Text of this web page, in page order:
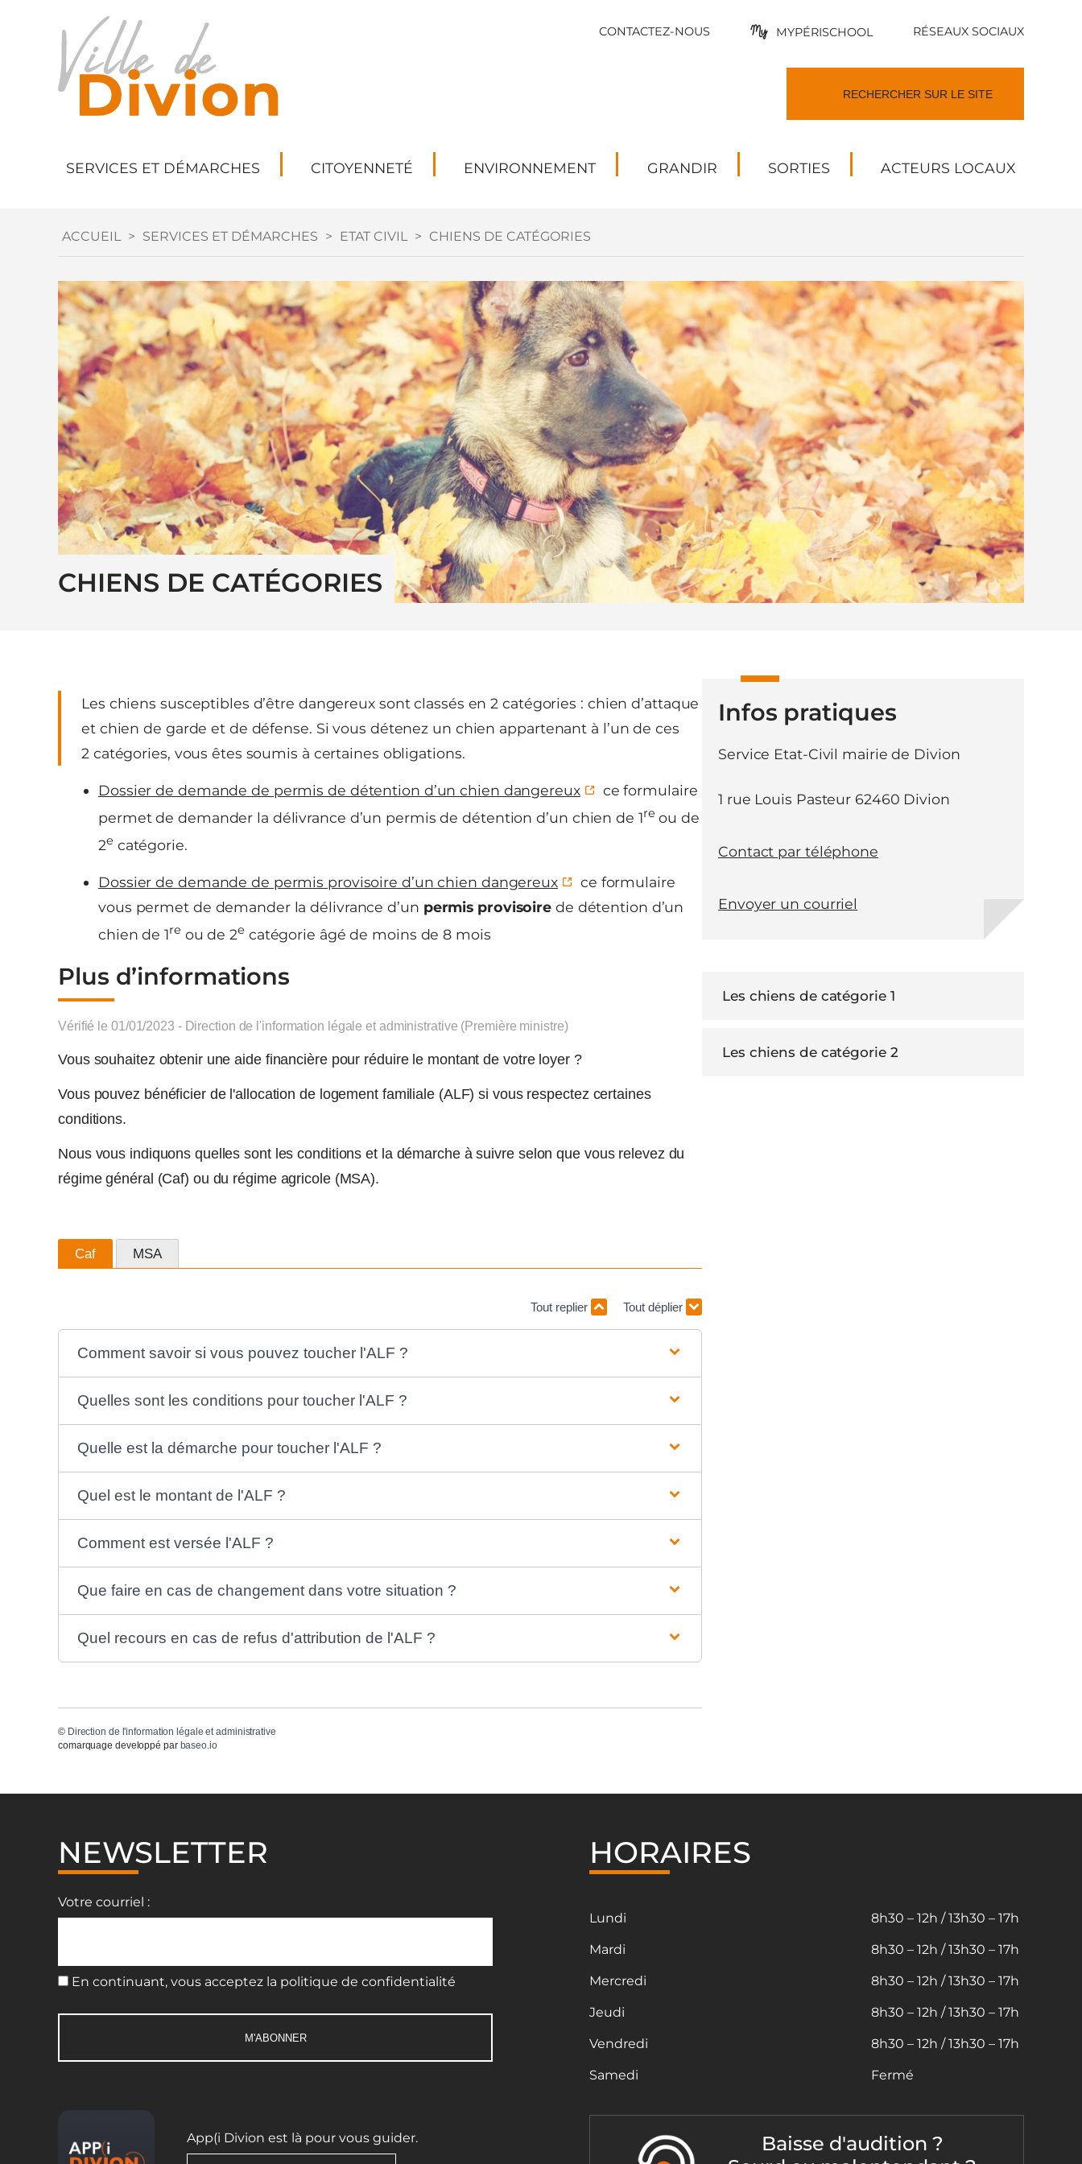
CONTACTEZ-NOUS MYPÉRISCHOOL RÉSEAUX SOCIAUX
SERVICES ET DÉMARCHES CITOYENNETÉ ENVIRONNEMENT GRANDIR SORTIES ACTEURS LOCAUX
ACCUEIL > SERVICES ET DÉMARCHES > ETAT CIVIL > CHIENS DE CATÉGORIES
CHIENS DE CATÉGORIES
Les chiens susceptibles d’être dangereux sont classés en 2 catégories : chien d’attaque
et chien de garde et de défense. Si vous détenez un chien appartenant à l’un de ces
2 catégories, vous êtes soumis à certaines obligations.
Dossier de demande de permis de détention d’un chien dangereux
ce formulaire
permet de demander la délivrance d’un permis de détention d’un chien de 1re ou de
2e catégorie.
Dossier de demande de permis provisoire d’un chien dangereux
ce formulaire
vous permet de demander la délivrance d’un permis provisoire de détention d’un
chien de 1re ou de 2e catégorie âgé de moins de 8 mois
Plus d’informations
Vérifié le 01/01/2023 - Direction de l'information légale et administrative (Première ministre)
Vous souhaitez obtenir une aide financière pour réduire le montant de votre loyer ?
Vous pouvez bénéficier de l'allocation de logement familiale (ALF) si vous respectez certaines
conditions.
Nous vous indiquons quelles sont les conditions et la démarche à suivre selon que vous relevez du
régime général (Caf) ou du régime agricole (MSA).
Caf MSA
Tout replier Tout déplier
Comment savoir si vous pouvez toucher l'ALF ?
Quelles sont les conditions pour toucher l'ALF ?
Quelle est la démarche pour toucher l'ALF ?
Quel est le montant de l'ALF ?
Comment est versée l'ALF ?
Que faire en cas de changement dans votre situation ?
Quel recours en cas de refus d'attribution de l'ALF ?
© Direction de l'information légale et administrative
comarquage developpé par baseo.io
Infos pratiques
Service Etat-Civil mairie de Divion
1 rue Louis Pasteur 62460 Divion
Contact par téléphone
Envoyer un courriel
Les chiens de catégorie 1
Les chiens de catégorie 2
NEWSLETTER
Votre courriel :
En continuant, vous acceptez la politique de confidentialité
App(i Divion est là pour vous guider.
HORAIRES
Lundi
Mardi
Mercredi
Jeudi
Vendredi
Samedi
8h30 – 12h / 13h30 – 17h
8h30 – 12h / 13h30 – 17h
8h30 – 12h / 13h30 – 17h
8h30 – 12h / 13h30 – 17h
8h30 – 12h / 13h30 – 17h
Fermé
Baisse d'audition ?